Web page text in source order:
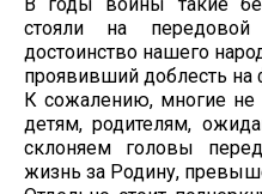
стояли на
достоинство нашего
проявивший доблесть на
К сожалению, многие
детям, родителям,
склоняем головы
жизнь за Родину,